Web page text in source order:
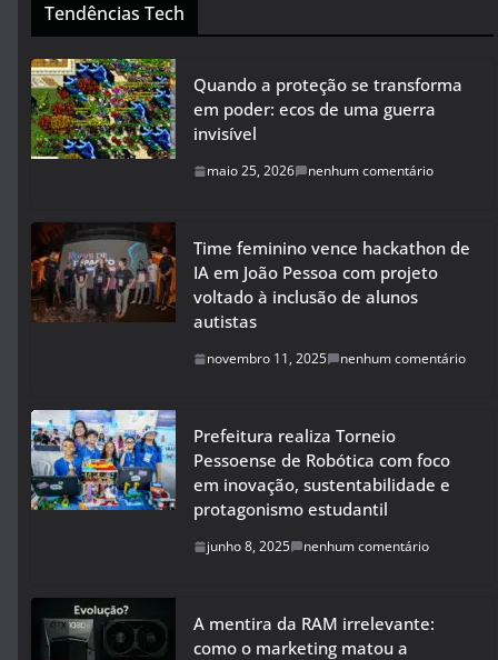
Tendências Tech
Quando a proteção se transforma
em poder: ecos de uma guerra
invisível
maio 25, 2026 nenhum comentário
Time feminino vence hackathon de
IA em João Pessoa com projeto
voltado à inclusão de alunos
autistas
novembro 11, 2025 nenhum comentário
Prefeitura realiza Torneio
Pessoense de Robótica com foco
em inovação, sustentabilidade e
protagonismo estudantil
junho 8, 2025 nenhum comentário
A mentira da RAM irrelevante:
como o marketing matou a